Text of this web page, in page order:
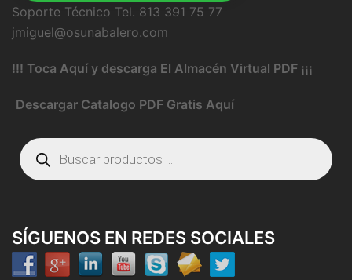
Soporte Técnico Tel. 813 391 75 77
jmiguel@osunabalero.com
!!! Toca Aquí y descarga El Almacén Virtual PDF ¡¡¡
Descargar Catalogo PDF Gratis Aquí
Búsqueda
de
productos
SÍGUENOS EN REDES SOCIALES